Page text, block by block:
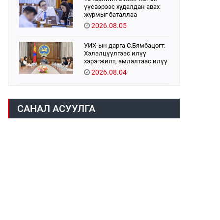
үүсвэрээс худалдан авах
журмыг баталлаа
2026.08.05
УИХ-ын дарга С.Бямбацогт:
Хэлэлцүүлгээс илүү
хэрэгжилт, амлалтаас илүү
бодит үр дүн чухал
2026.08.04
1,439.2 кг үнэт металл
худалдан авлаа
2026.08.05
САНАЛ АСУУЛГА